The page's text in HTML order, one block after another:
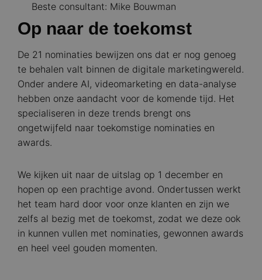
Beste consultant: Mike Bouwman
Op naar de toekomst
De 21 nominaties bewijzen ons dat er nog genoeg
te behalen valt binnen de digitale marketingwereld.
Onder andere AI, videomarketing en data-analyse
hebben onze aandacht voor de komende tijd. Het
specialiseren in deze trends brengt ons
ongetwijfeld naar toekomstige nominaties en
awards.
We kijken uit naar de uitslag op 1 december en
hopen op een prachtige avond. Ondertussen werkt
het team hard door voor onze klanten en zijn we
zelfs al bezig met de toekomst, zodat we deze ook
in kunnen vullen met nominaties, gewonnen awards
en heel veel gouden momenten.